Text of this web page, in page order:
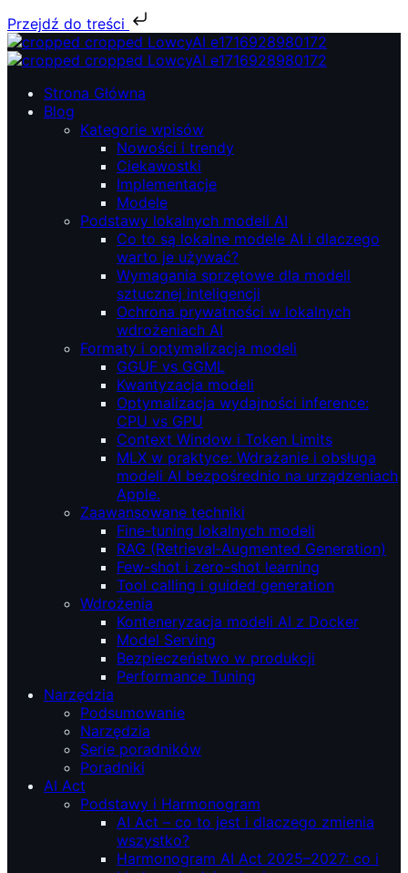
Przejdź do treści
Przejdź
do
ŁowcyAI – Lokalne modele AI, prywatność i niezależność.
ŁowcyAI – Lokalne modele AI, prywatność i niezależność.
Strona Główna
Blog
Kategorie wpisów
Nowości i trendy
Ciekawostki
Implementacje
Modele
Podstawy lokalnych modeli AI
Co to są lokalne modele AI i dlaczego
warto je używać?
Wymagania sprzętowe dla modeli
sztucznej inteligencji
Ochrona prywatności w lokalnych
wdrożeniach AI
Formaty i optymalizacja modeli
GGUF vs GGML
Kwantyzacja modeli
Optymalizacja wydajności inference:
CPU vs GPU
Context Window i Token Limits
MLX w praktyce: Wdrażanie i obsługa
modeli AI bezpośrednio na urządzeniach
Apple.
Zaawansowane techniki
Fine-tuning lokalnych modeli
RAG (Retrieval‑Augmented Generation)
Few-shot i zero-shot learning
Tool calling i guided generation
Wdrożenia
Konteneryzacja modeli AI z Docker
Model Serving
Bezpieczeństwo w produkcji
Performance Tuning
Narzędzia
Podsumowanie
Narzędzia
Serie poradników
Poradniki
AI Act
Podstawy i Harmonogram
AI Act – co to jest i dlaczego zmienia
wszystko?
Harmonogram AI Act 2025–2027: co i